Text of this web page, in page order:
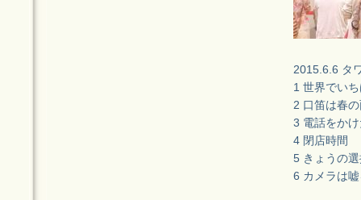
2015.6.6 タ
1 世界でい
2 口笛は春
3 電話をか
4 閉店時間
5 きょうの
6 カメラは